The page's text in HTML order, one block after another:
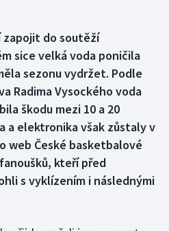
do soutěží
sice velká voda poničila
sezonu vydržet. Podle
Radima Vysockého voda
škodu mezi 10 a 20
a elektronika však zůstaly v
web České basketbalové
kteří před
s vyklízením i následnými